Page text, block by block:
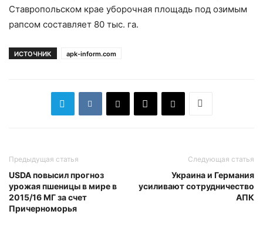
Ставропольском крае уборочная площадь под озимым
рапсом составляет 80 тыс. га.
ИСТОЧНИК apk-inform.com
Предыдущая статья
USDA повысил прогноз
урожая пшеницы в мире в
2015/16 МГ за счет
Причерноморья
Следующая статья
Украина и Германия
усиливают сотрудничество
АПК